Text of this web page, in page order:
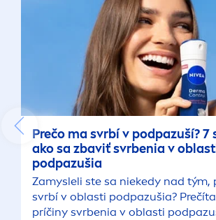
Prečo ma svrbí v podpazuší? 7
ako sa zbaviť svrbenia v
podpazušia
Zamysleli ste sa niekedy nad tým,
svrbí v oblasti podpazušia?
príčiny svrbenia v oblasti